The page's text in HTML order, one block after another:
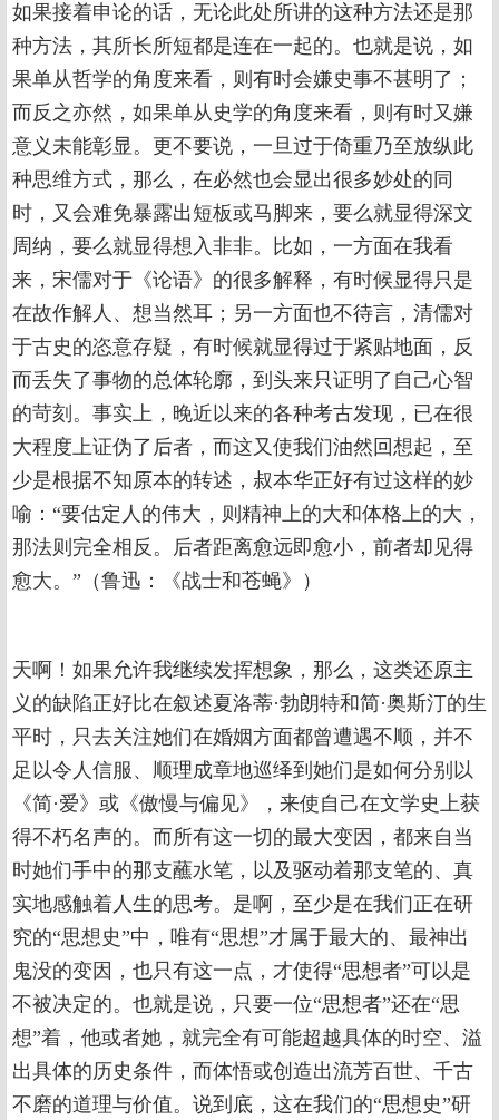
如果接着申论的话，无论此处所讲的这种方法还是那
种方法，其所长所短都是连在一起的。也就是说，如
果单从哲学的角度来看，则有时会嫌史事不甚明了；
而反之亦然，如果单从史学的角度来看，则有时又嫌
意义未能彰显。更不要说，一旦过于倚重乃至放纵此
种思维方式，那么，在必然也会显出很多妙处的同
时，又会难免暴露出短板或马脚来，要么就显得深文
周纳，要么就显得想入非非。比如，一方面在我看
来，宋儒对于《论语》的很多解释，有时候显得只是
在故作解人、想当然耳；另一方面也不待言，清儒对
于古史的恣意存疑，有时候就显得过于紧贴地面，反
而丢失了事物的总体轮廓，到头来只证明了自己心智
的苛刻。事实上，晚近以来的各种考古发现，已在很
大程度上证伪了后者，而这又使我们油然回想起，至
少是根据不知原本的转述，叔本华正好有过这样的妙
喻：“要估定人的伟大，则精神上的大和体格上的大，
那法则完全相反。后者距离愈远即愈小，前者却见得
愈大。”（鲁迅：《战士和苍蝇》）
天啊！如果允许我继续发挥想象，那么，这类还原主
义的缺陷正好比在叙述夏洛蒂·勃朗特和简·奥斯汀的生
平时，只去关注她们在婚姻方面都曾遭遇不顺，并不
足以令人信服、顺理成章地巡绎到她们是如何分别以
《简·爱》或《傲慢与偏见》，来使自己在文学史上获
得不朽名声的。而所有这一切的最大变因，都来自当
时她们手中的那支蘸水笔，以及驱动着那支笔的、真
实地感触着人生的思考。是啊，至少是在我们正在研
究的“思想史”中，唯有“思想”才属于最大的、最神出
鬼没的变因，也只有这一点，才使得“思想者”可以是
不被决定的。也就是说，只要一位“思想者”还在“思
想”着，他或者她，就完全有可能超越具体的时空、溢
出具体的历史条件，而体悟或创造出流芳百世、千古
不磨的道理与价值。说到底，这在我们的“思想史”研